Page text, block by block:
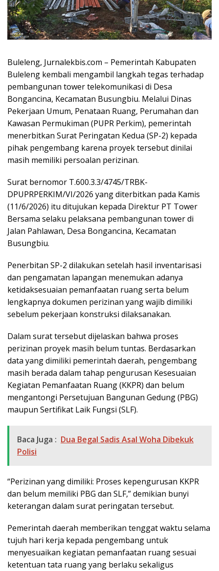
Buleleng, Jurnalekbis.com – Pemerintah Kabupaten
Buleleng kembali mengambil langkah tegas terhadap
pembangunan tower telekomunikasi di Desa
Bongancina, Kecamatan Busungbiu. Melalui Dinas
Pekerjaan Umum, Penataan Ruang, Perumahan dan
Kawasan Permukiman (PUPR Perkim), pemerintah
menerbitkan Surat Peringatan Kedua (SP-2) kepada
pihak pengembang karena proyek tersebut dinilai
masih memiliki persoalan perizinan.
Surat bernomor T.600.3.3/4745/TRBK-
DPUPRPERKIM/VI/2026 yang diterbitkan pada Kamis
(11/6/2026) itu ditujukan kepada Direktur PT Tower
Bersama selaku pelaksana pembangunan tower di
Jalan Pahlawan, Desa Bongancina, Kecamatan
Busungbiu.
Penerbitan SP-2 dilakukan setelah hasil inventarisasi
dan pengamatan lapangan menemukan adanya
ketidaksesuaian pemanfaatan ruang serta belum
lengkapnya dokumen perizinan yang wajib dimiliki
sebelum pekerjaan konstruksi dilaksanakan.
Dalam surat tersebut dijelaskan bahwa proses
perizinan proyek masih belum tuntas. Berdasarkan
data yang dimiliki pemerintah daerah, pengembang
masih berada dalam tahap pengurusan Kesesuaian
Kegiatan Pemanfaatan Ruang (KKPR) dan belum
mengantongi Persetujuan Bangunan Gedung (PBG)
maupun Sertifikat Laik Fungsi (SLF).
Baca Juga : Dua Begal Sadis Asal Woha Dibekuk
Polisi
“Perizinan yang dimiliki: Proses kepengurusan KKPR
dan belum memiliki PBG dan SLF,” demikian bunyi
keterangan dalam surat peringatan tersebut.
Pemerintah daerah memberikan tenggat waktu selama
tujuh hari kerja kepada pengembang untuk
menyesuaikan kegiatan pemanfaatan ruang sesuai
ketentuan tata ruang yang berlaku sekaligus